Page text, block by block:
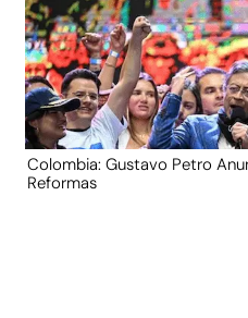
Colombia: Gustavo Petro
Reformas